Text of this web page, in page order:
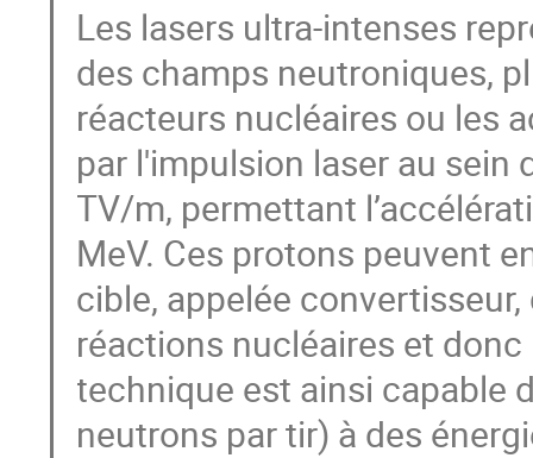
Les lasers ultra-intenses
des champs neutroniques,
réacteurs nucléaires ou les
par l'impulsion laser au
TV/m, permettant
MeV. Ces protons peuvent
cible, appelée
réactions nucléaires et
technique est ainsi capable
neutrons par tir) à des